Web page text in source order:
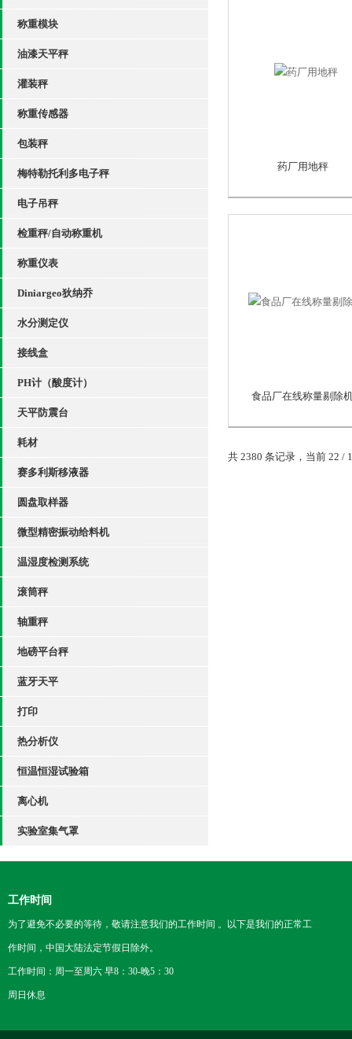
称重模块
油漆天平秤
灌装秤
称重传感器
包装秤
梅特勒托利多电子秤
电子吊秤
检重秤/自动称重机
称重仪表
Diniargeo狄纳乔
水分测定仪
接线盒
PH计（酸度计）
天平防震台
耗材
赛多利斯移液器
圆盘取样器
微型精密振动给料机
温湿度检测系统
滚筒秤
轴重秤
地磅平台秤
蓝牙天平
打印
热分析仪
恒温恒湿试验箱
离心机
实验室集气罩
药厂用地秤
食品厂在线称量剔除
共 2380 条记录，当前 22 /
工作时间
为了避免不必要的等待，敬请注意我们的工作时间 。以下是我们的正常工
作时间，中国大陆法定节假日除外。
工作时间：周一至周六 早8：30-晚5：30
周日休息